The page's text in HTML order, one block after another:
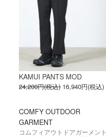
KAMUI PANTS MOD
24,200円(税込) 16,940円(税込)
COMFY OUTDOOR
GARMENT
コムフィアウトドアガーメント